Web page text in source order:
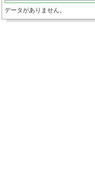
データがありません。